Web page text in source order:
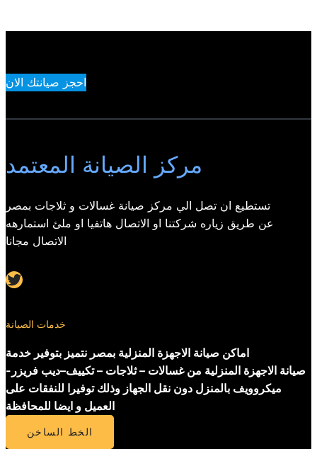
احجز صيانتك الان
مركز الصيانة المعتمد
تستطيع ان تصل الي مركز صيانة غسالات و ثلاجات بمصر
عن طريق زياره شركتنا او الاتصال هاتفيا او ملئ استمارهه
الاتصال مجانا
Twitter
خدمات الصيانة
اماكن صيانة الاجهزة المنزلية بمصر نتميز بتوفير خدمة
صيانة الاجهزة المنزلية من غسالات – ثلاجات – تكييف–ديب فريزر-
ميكروويف بالمنزل دون نقل الجهاز وذلك توفيرا للنفقات على
العميل و ايضا للمحافظة
الخط الساخن